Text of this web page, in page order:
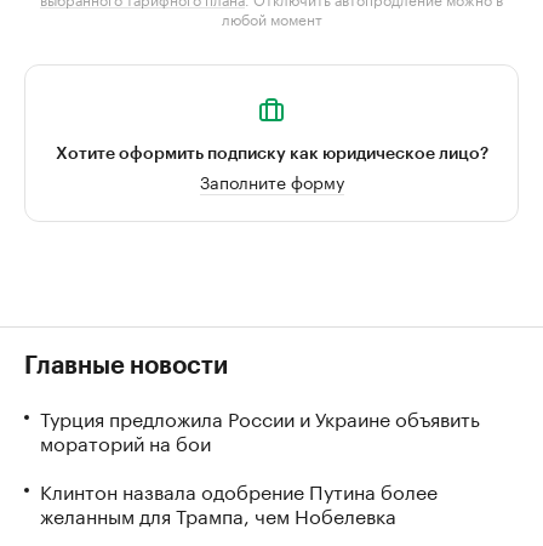
любой момент
Хотите оформить подписку как юридическое лицо?
Заполните форму
Главные новости
Турция предложила России и Украине объявить
мораторий на бои
Клинтон назвала одобрение Путина более
желанным для Трампа, чем Нобелевка